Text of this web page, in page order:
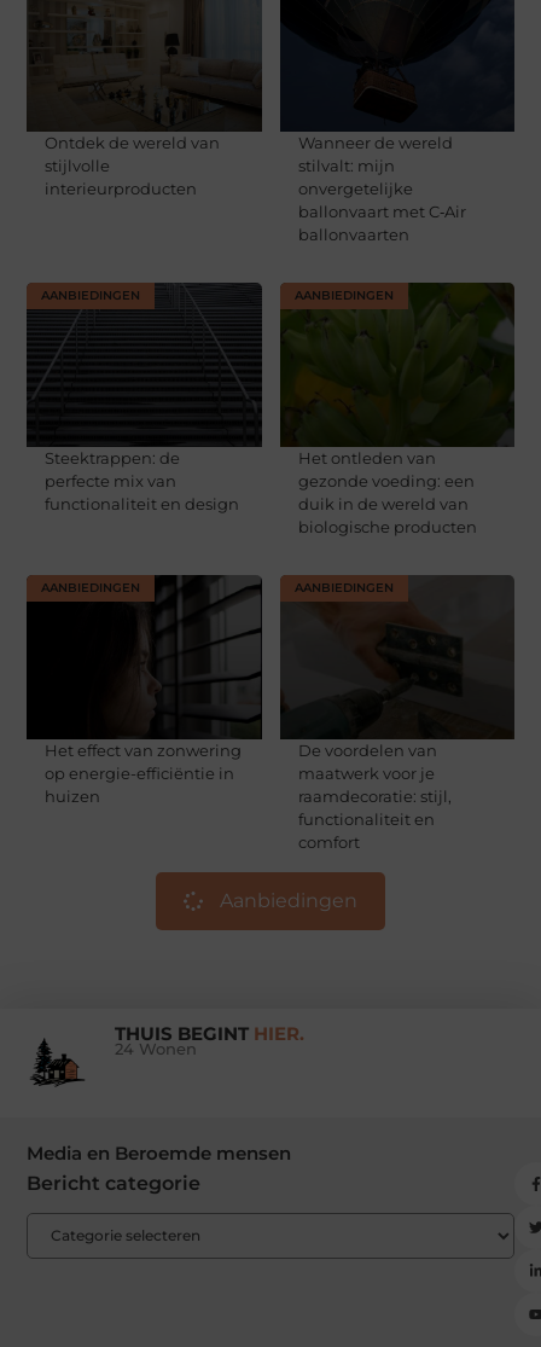
Ontdek de wereld van
stijlvolle
interieurproducten
Wanneer de wereld
stilvalt: mijn
onvergetelijke
ballonvaart met C‑Air
ballonvaarten
AANBIEDINGEN
Steektrappen: de
perfecte mix van
functionaliteit en design
AANBIEDINGEN
Het ontleden van
gezonde voeding: een
duik in de wereld van
biologische producten
AANBIEDINGEN
Het effect van zonwering
op energie-efficiëntie in
huizen
AANBIEDINGEN
De voordelen van
maatwerk voor je
raamdecoratie: stijl,
functionaliteit en
comfort
Aanbiedingen
THUIS BEGINT HIER.
24 Wonen
Media en Beroemde mensen
Bericht categorie